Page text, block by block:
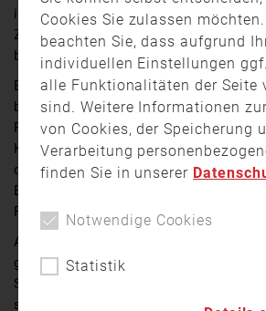
in Coburg ein Feuer aus. Gegen
Zeugen die Integrierte Leitstelle,
bemerkt hatten.
Beim Eintreffen der Feuerwehr stand
bereits in Vollbrand. Rund 100
Feuerwehr, Polizei, Rettungsdienst,
Katastrophenschutz waren vor Ort
der starken Rauchentwicklung
Bundesstraße B4 sowie Bahngleise
Rodach gesperrt.
Anwohner wurden aufgefordert,
geschlossen zu halten. Verletzt
Sachschaden könnte laut
sechsstellige Summe ausmachen.
Cookies Sie zulassen
beachten Sie, dass aufgrund
individuellen Einstellungen
alle Funktionalitäten der Seite
sind. Weitere Informationen
von Cookies, der Speicherung
Verarbeitung
finden Sie in unserer
Notwendige Cookies
Statistik